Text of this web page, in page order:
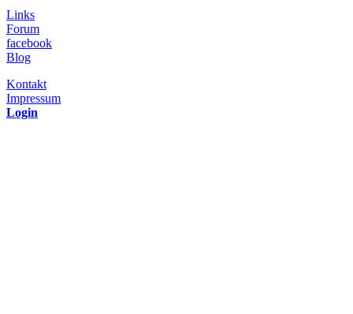
Links
Forum
facebook
Blog
Kontakt
Impressum
Login